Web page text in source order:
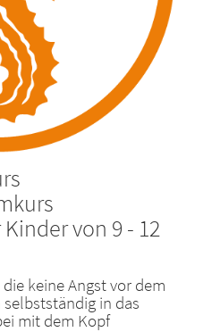
von 9 - 12
keine Angst vor dem
in das
mit dem Kopf